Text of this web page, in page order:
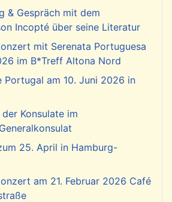
& Gespräch mit dem
Incopté über seine Literatur
mit Serenata Portuguesa
im B*Treff Altona Nord
Portugal am 10. Juni 2026 in
Konsulate im
25. April in Hamburg-
am 21. Februar 2026 Café